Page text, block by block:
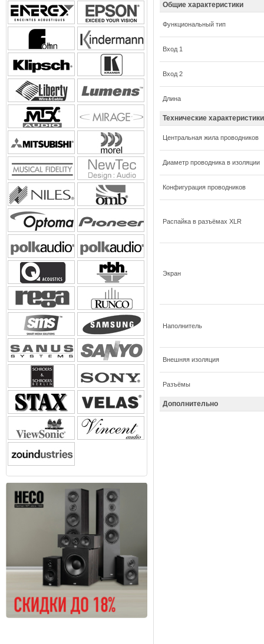
Общие характеристики
Функциональный тип
Вход 1
Вход 2
Длина
Технические характеристики
Центральная жила проводников
Диаметр проводника в изоляции
Конфигурация проводников
Распайка в разъёмах XLR
Экран
Наполнитель
Внешняя изоляция
Разъёмы
Дополнительно